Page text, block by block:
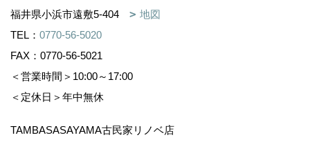
福井県小浜市遠敷5-404
地図
TEL： 0770-56-5020
FAX：0770-56-5021
＜営業時間＞10:00～17:00
＜定休日＞年中無休
TAMBASASAYAMA古民家リノベ店